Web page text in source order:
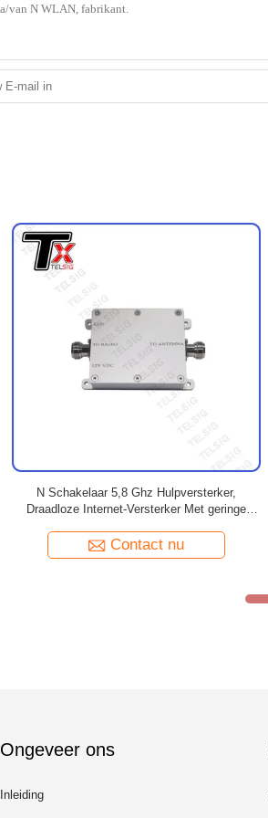
van de het Signaalversterker van 2.4G 10W
WIFI Vermelde SGS van de Repeater Hoge
Contact nu
Ongeveer ons
Inleiding